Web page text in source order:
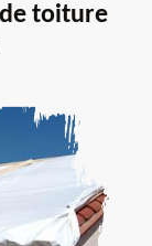
toiture